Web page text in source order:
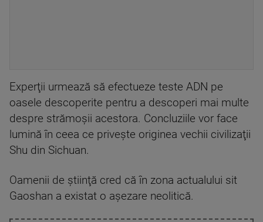
Experţii urmează să efectueze teste ADN pe
oasele descoperite pentru a descoperi mai multe
despre strămoşii acestora. Concluziile vor face
lumină în ceea ce priveşte originea vechii civilizaţii
Shu din Sichuan.
Oamenii de ştiinţă cred că în zona actualului sit
Gaoshan a existat o aşezare neolitică.